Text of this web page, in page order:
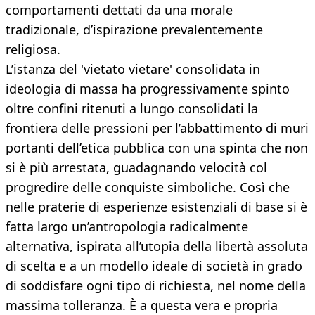
comportamenti dettati da una morale
tradizionale, d’ispirazione prevalentemente
religiosa.
L’istanza del 'vietato vietare' consolidata in
ideologia di massa ha progressivamente spinto
oltre confini ritenuti a lungo consolidati la
frontiera delle pressioni per l’abbattimento di muri
portanti dell’etica pubblica con una spinta che non
si è più arrestata, guadagnando velocità col
progredire delle conquiste simboliche. Così che
nelle praterie di esperienze esistenziali di base si è
fatta largo un’antropologia radicalmente
alternativa, ispirata all’utopia della libertà assoluta
di scelta e a un modello ideale di società in grado
di soddisfare ogni tipo di richiesta, nel nome della
massima tolleranza. È a questa vera e propria